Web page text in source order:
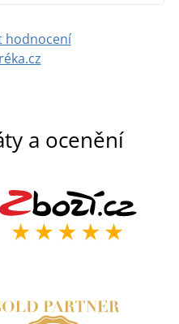
hodnocení
a ocenění